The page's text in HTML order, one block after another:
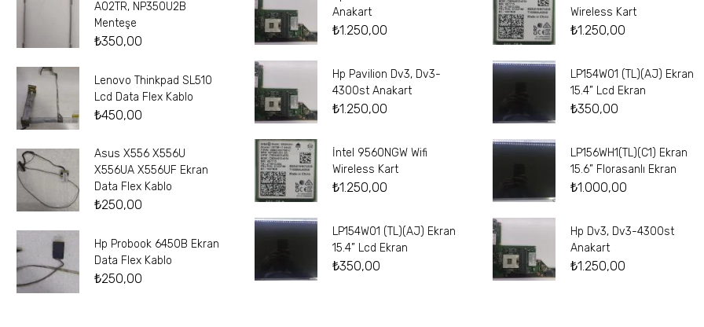
A02TR, NP350U2B
Menteşe
₺350,00
Lenovo Thinkpad SL510
Lcd Data Flex Kablo
₺450,00
Asus X556 X556U
X556UA X556UF Ekran
Data Flex Kablo
₺250,00
Hp Probook 6450B Ekran
Data Flex Kablo
₺250,00
Anakart
₺1.250,00
Hp Pavilion Dv3, Dv3-
4300st Anakart
₺1.250,00
İntel 9560NGW Wifi
Wireless Kart
₺1.250,00
LP154W01 (TL)(AJ) Ekran
15.4” Lcd Ekran
₺350,00
Wireless Kart
₺1.250,00
LP154W01 (TL)(AJ) Ekran
15.4” Lcd Ekran
₺350,00
LP156WH1(TL)(C1) Ekran
15.6” Florasanlı Ekran
₺1.000,00
Hp Dv3, Dv3-4300st
Anakart
₺1.250,00